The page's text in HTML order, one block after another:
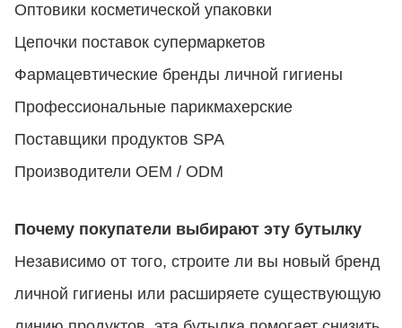
Оптовики косметической упаковки
Цепочки поставок супермаркетов
Фармацевтические бренды личной гигиены
Профессиональные парикмахерские
Поставщики продуктов SPA
Производители OEM / ODM
Почему покупатели выбирают эту бутылку
Независимо от того, строите ли вы новый бренд
личной гигиены или расширяете существующую